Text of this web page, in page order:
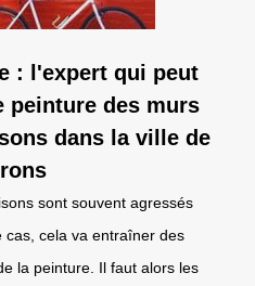
: l'expert qui peut
peinture des murs
dans la ville de
sont souvent agressés
cas, cela va entraîner des
la peinture. Il faut alors les